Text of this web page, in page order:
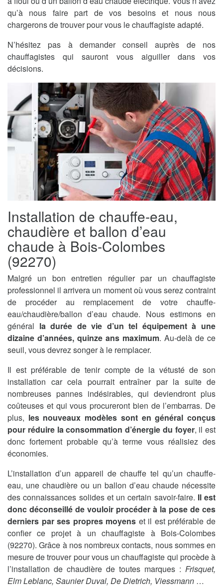
qu’à nous faire part de vos besoins et nous nous
chargerons de trouver pour vous le chauffagiste adapté.
N’hésitez pas à demander conseil auprès de nos
chauffagistes qui sauront vous aiguiller dans vos
décisions.
Installation de chauffe-eau,
chaudière et ballon d’eau
chaude à Bois-Colombes
(92270)
Malgré un bon entretien régulier par un chauffagiste
professionnel il arrivera un moment où vous serez contraint
de procéder au remplacement de votre chauffe-
eau/chaudière/ballon d’eau chaude. Nous estimons en
général la durée de vie d’un tel équipement à une
dizaine d’années, quinze ans maximum. Au-delà de ce
seuil, vous devrez songer à le remplacer.
Il est préférable de tenir compte de la vétusté de son
installation car cela pourrait entraîner par la suite de
nombreuses pannes indésirables, qui deviendront plus
coûteuses et qui vous procureront bien de l’embarras. De
plus, les nouveaux modèles sont en général conçus
pour réduire la consommation d’énergie du foyer, il est
donc fortement probable qu’à terme vous réalisiez des
économies.
L’installation d’un appareil de chauffe tel qu’un chauffe-
eau, une chaudière ou un ballon d’eau chaude nécessite
des connaissances solides et un certain savoir-faire. Il est
donc déconseillé de vouloir procéder à la pose de ces
derniers par ses propres moyens et il est préférable de
confier ce projet à un chauffagiste à Bois-Colombes
(92270). Grâce à nos nombreux contacts, nous sommes en
mesure de trouver pour vous un chauffagiste qui procède à
l’installation de chaudière de toutes marques : Frisquet,
Elm Leblanc, Saunier Duval, De Dietrich, Viessmann …